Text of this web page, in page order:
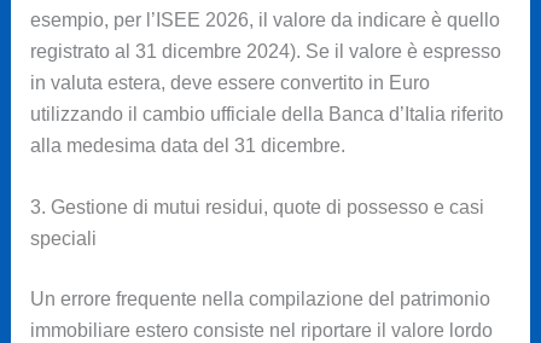
esempio, per l’ISEE 2026, il valore da indicare è quello
registrato al 31 dicembre 2024). Se il valore è espresso
in valuta estera, deve essere convertito in Euro
utilizzando il cambio ufficiale della Banca d’Italia riferito
alla medesima data del 31 dicembre.
3. Gestione di mutui residui, quote di possesso e casi
speciali
Un errore frequente nella compilazione del patrimonio
immobiliare estero consiste nel riportare il valore lordo